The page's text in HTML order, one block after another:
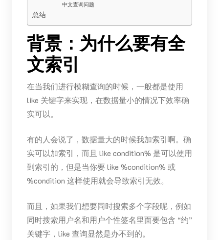
中文查询问题
总结
背景：为什么要有全
文索引
在当我们进行模糊查询的时候，一般都是使用
like 关键字来实现，在数据量小的情况下效率确
实可以。
有的人会说了，数据量大的时候我加索引啊。确
实可以加索引，而且 like condition% 是可以使用
到索引的，但是当你要 like %condition% 或
%condition 这样使用就会导致索引无效。
而且，如果我们想要同时搜索多个字段呢，例如
同时搜索用户名和用户个性签名里面要包含 “约”
关键字，like 查询显然是办不到的。